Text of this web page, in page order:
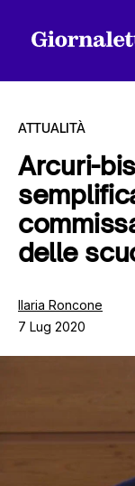
Tutti gli
Contatti
ATTUALITÀ
Arcuri-
delle
Ilaria Roncone
7 Lug 2020